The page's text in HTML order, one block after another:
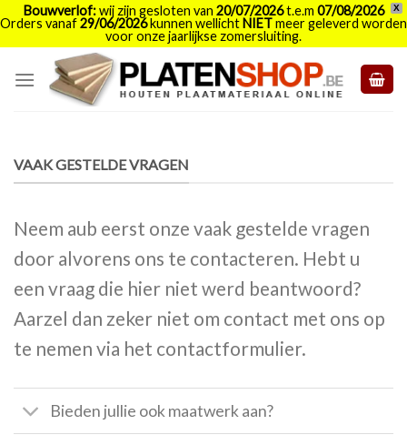
X
Bouwverlof:wij zijn gesloten van 20/07/2026t.e.m 07/08/2026
Orders vanaf29/06/2026kunnen wellichtNIETmeer geleverd worden
voor onze jaarlijkse zomersluiting.
VAAK GESTELDE VRAGEN
Neem aub eerst onze vaak gestelde vragen
door alvorens ons te contacteren. Hebt u
een vraag die hier niet werd beantwoord?
Aarzel dan zeker niet om contact met ons op
te nemen via het contactformulier.
Bieden jullie ook maatwerk aan?